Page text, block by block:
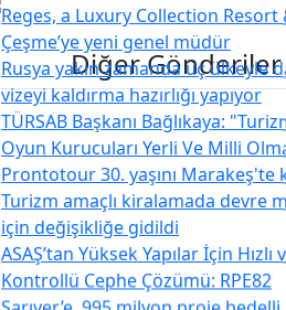
Diğer Gönderiler
Reges, a Luxury Collection Resort
Çeşme’ye yeni genel müdür
Rusya yakın zamanda üç ülkeyle
vizeyi kaldırma hazırlığı yapıyor
TÜRSAB Başkanı Bağlıkaya:
Oyun Kurucuları Yerli Ve Milli
Prontotour 30. yaşını Marakeş'te
Turizm amaçlı kiralamada devre
için değişikliğe gidildi
ASAŞ’tan Yüksek Yapılar İçin Hızlı
Kontrollü Cephe Çözümü: RPE82
Sarıyer’e, 995 milyon proje bedelli